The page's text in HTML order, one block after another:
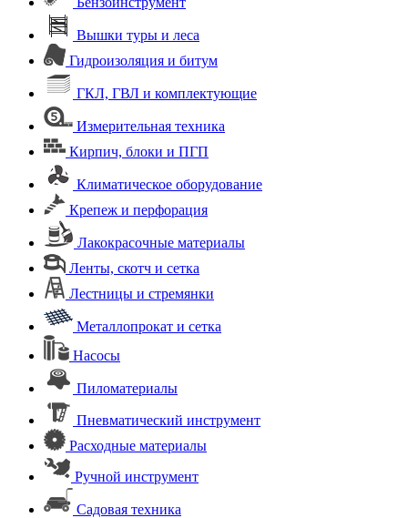
Вышки туры и леса
Гидроизоляция и битум
ГКЛ, ГВЛ и комплектующие
Измерительная техника
Кирпич, блоки и ПГП
Климатическое оборудование
Крепеж и перфорация
Лакокрасочные материалы
Ленты, скотч и сетка
Лестницы и стремянки
Металлопрокат и сетка
Насосы
Пиломатериалы
Пневматический инструмент
Расходные материалы
Ручной инструмент
Садовая техника